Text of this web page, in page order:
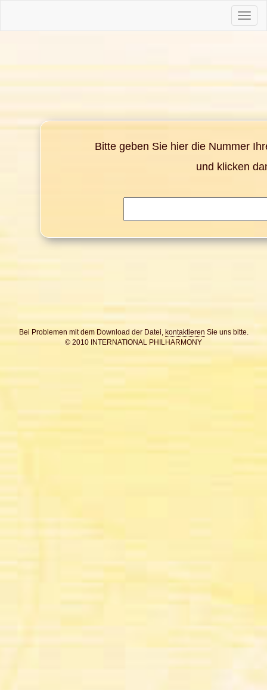
Toggle
Bitte geben Sie hier die Nummer
und klicken
Bei Problemen mit dem Download der Datei, kontaktieren Sie uns bitte.
© 2010 INTERNATIONAL PHILHARMONY